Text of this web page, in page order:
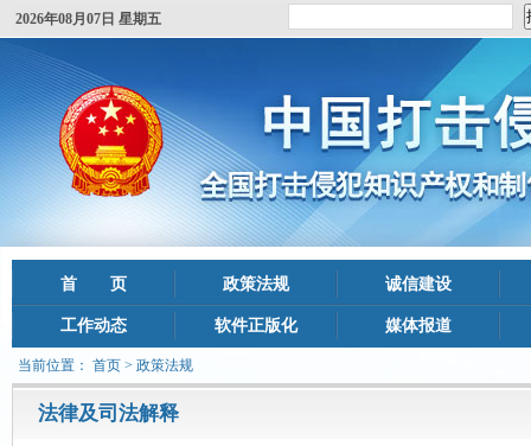
2026年08月07日 星期五
首 页 政策法规 诚信建设
工作动态 软件正版化 媒体报道
当前位置： 首页 > 政策法规
法律及司法解释